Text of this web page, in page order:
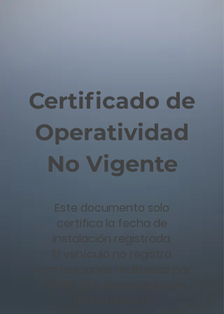
Certificado de
Operatividad
No Vigente
Este documento solo
certifica la fecha de
instalación registrada.
El vehículo no registra